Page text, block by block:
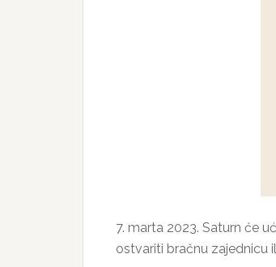
7. marta 2023. Saturn će
ostvariti bračnu zajednicu